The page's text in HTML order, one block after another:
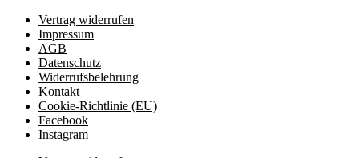
Vertrag widerrufen
Impressum
AGB
Datenschutz
Widerrufsbelehrung
Kontakt
Cookie-Richtlinie (EU)
Facebook
Instagram